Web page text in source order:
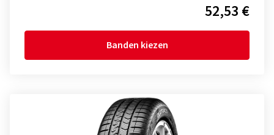
52,53 €
Banden kiezen